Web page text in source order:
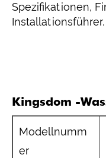
Spezifikationen,
Installationsführer.
Kingsdom -
Modellnumm
er